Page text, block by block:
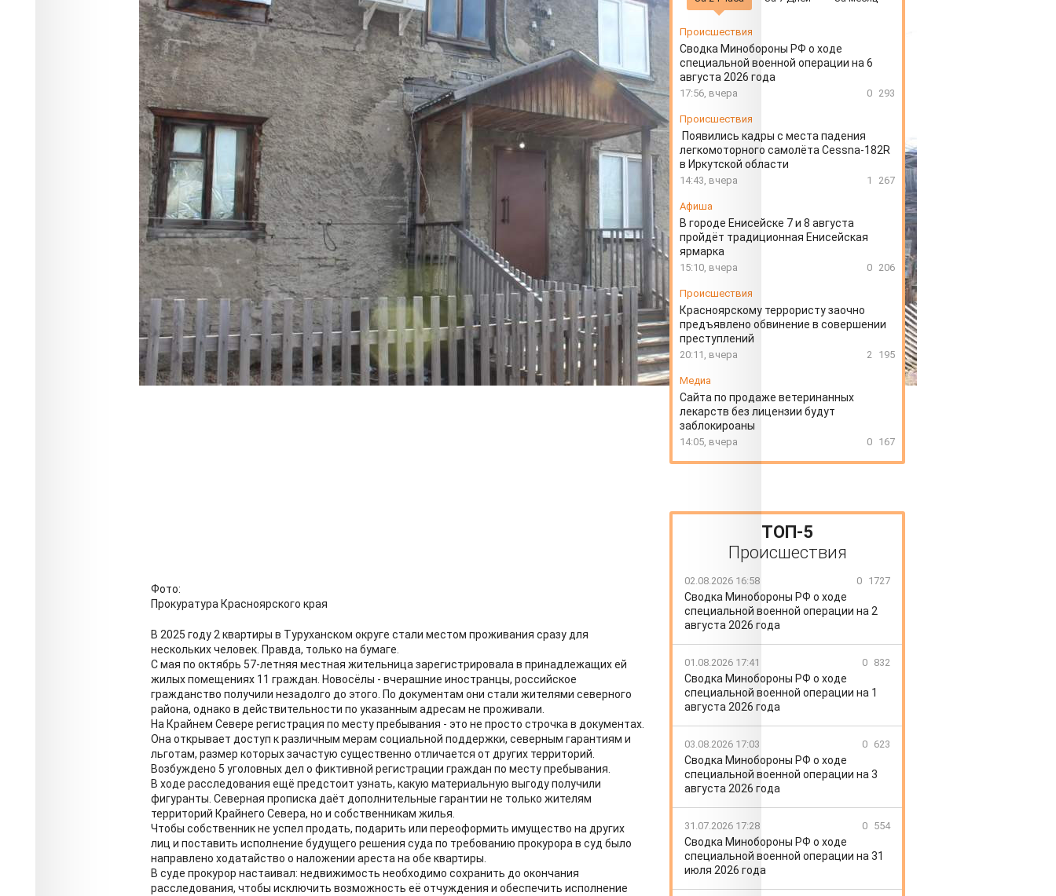
регистрации граждан
Происшествия
05.06.2026 10:35
536
Фото:
Прокуратура Красноярского края
В 2025 году 2 квартиры в Туруханском округе стали местом проживания сразу для
нескольких человек. Правда, только на бумаге.
С мая по октябрь 57-летняя местная жительница зарегистрировала в принадлежащих ей
жилых помещениях 11 граждан. Новосёлы - вчерашние иностранцы, российское
гражданство получили незадолго до этого. По документам они стали жителями северного
района, однако в действительности по указанным адресам не проживали.
На Крайнем Севере регистрация по месту пребывания - это не просто строчка в документах.
Она открывает доступ к различным мерам социальной поддержки, северным гарантиям и
льготам, размер которых зачастую существенно отличается от других территорий.
Возбуждено 5 уголовных дел о фиктивной регистрации граждан по месту пребывания.
В ходе расследования ещё предстоит узнать, какую материальную выгоду получили
фигуранты. Северная прописка даёт дополнительные гарантии не только жителям
территорий Крайнего Севера, но и собственникам жилья.
Чтобы собственник не успел продать, подарить или переоформить имущество на других
лиц и поставить исполнение будущего решения суда по требованию прокурора в суд было
направлено ходатайство о наложении ареста на обе квартиры.
В суде прокурор настаивал: недвижимость необходимо сохранить до окончания
расследования, чтобы исключить возможность её отчуждения и обеспечить исполнение
Происшествия
Сводка Минобороны РФ о ходе
специальной военной операции на 6
августа 2026 года
17:56, вчера 0 293
Происшествия
Появились кадры с места падения
легкомоторного самолёта Cessna-182R
в Иркутской области
14:43, вчера 1 267
Афиша
В городе Енисейске 7 и 8 августа
пройдёт традиционная Енисейская
ярмарка
15:10, вчера 0 206
Происшествия
Красноярскому террористу заочно
предъявлено обвинение в совершении
преступлений
20:11, вчера 2 195
Медиа
Сайта по продаже ветеринанных
лекарств без лицензии будут
заблокироаны
14:05, вчера 0 167
ТОП-5
Происшествия
02.08.2026 16:58 0 1727
Сводка Минобороны РФ о ходе
специальной военной операции на 2
августа 2026 года
01.08.2026 17:41 0 832
Сводка Минобороны РФ о ходе
специальной военной операции на 1
августа 2026 года
03.08.2026 17:03 0 623
Сводка Минобороны РФ о ходе
специальной военной операции на 3
августа 2026 года
31.07.2026 17:28 0 554
Сводка Минобороны РФ о ходе
специальной военной операции на 31
июля 2026 года